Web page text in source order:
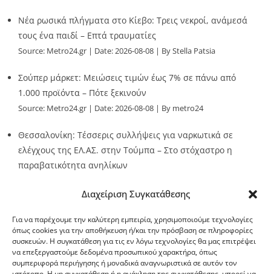
Διαχείριση Συγκατάθεσης
Για να παρέχουμε την καλύτερη εμπειρία, χρησιμοποιούμε τεχνολογίες
όπως cookies για την αποθήκευση ή/και την πρόσβαση σε πληροφορίες
συσκευών. Η συγκατάθεση για τις εν λόγω τεχνολογίες θα μας επιτρέψει
να επεξεργαστούμε δεδομένα προσωπικού χαρακτήρα, όπως
συμπεριφορά περιήγησης ή μοναδικά αναγνωριστικά σε αυτόν τον
Νέα ρωσικά πλήγματα στο Κίεβο: Τρεις νεκροί, ανάμεσά
τους ένα παιδί – Επτά τραυματίες
Source: Metro24.gr Date: 2026-08-08 By Stella Patsia
Σούπερ μάρκετ: Μειώσεις τιμών έως 7% σε πάνω από
1.000 προϊόντα – Πότε ξεκινούν
Source: Metro24.gr Date: 2026-08-08 By metro24
Θεσσαλονίκη: Τέσσερις συλλήψεις για ναρκωτικά σε
ελέγχους της ΕΛ.ΑΣ. στην Τούμπα – Στο στόχαστρο η
παραβατικότητα ανηλίκων
G-point.gr